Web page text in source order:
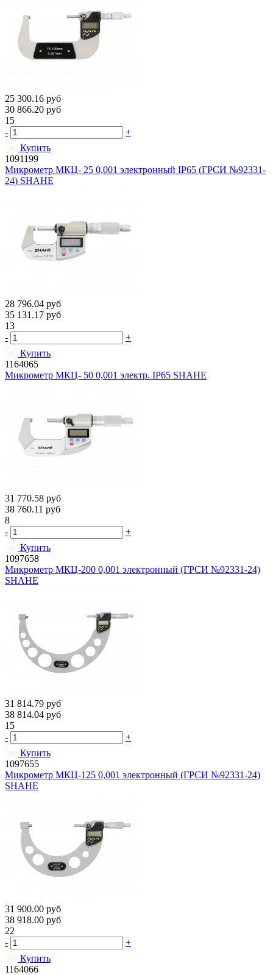
25 300.16 руб
30 866.20 руб
15
-
+
Купить
1091199
Микрометр МКЦ- 25 0,001 электронный IP65 (ГРСИ №92331-
24) SHAHE
28 796.04 руб
35 131.17 руб
13
-
+
Купить
1164065
Микрометр МКЦ- 50 0,001 электр. IP65 SHAHE
31 770.58 руб
38 760.11 руб
8
-
+
Купить
1097658
Микрометр МКЦ-200 0,001 электронный (ГРСИ №92331-24)
SHAHE
31 814.79 руб
38 814.04 руб
15
-
+
Купить
1097655
Микрометр МКЦ-125 0,001 электронный (ГРСИ №92331-24)
SHAHE
31 900.00 руб
38 918.00 руб
22
-
+
Купить
1164066